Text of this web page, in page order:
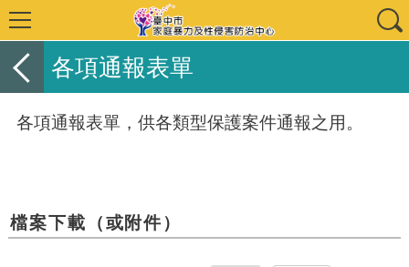
各項通報表單
各項通報表單，供各類型保護案件通報之用。
檔案下載（或附件）